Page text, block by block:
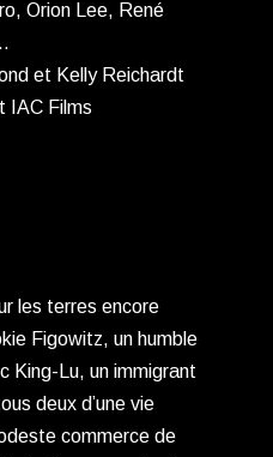
Orion Lee, René
et Kelly Reichardt
IAC Films
les terres encore
Figowitz, un humble
King-Lu, un immigrant
deux d’une vie
commerce de